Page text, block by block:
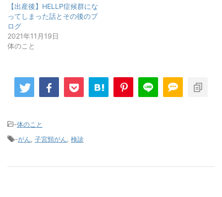
【出産後】HELLP症候群にな
ってしまった話とその後のブ
ログ
2021年11月19日
体のこと
-体のこと
-がん 子宮頸がん 検診